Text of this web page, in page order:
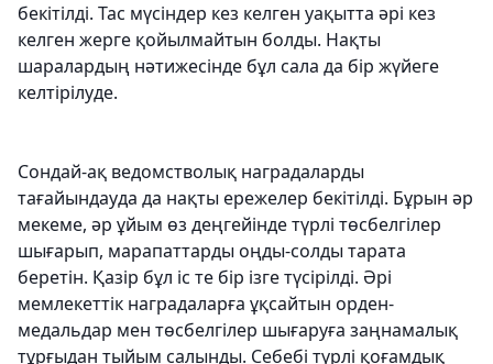
бекітілді. Тас мүсіндер кез келген уақытта әрі кез
келген жерге қойылмайтын болды. Нақты
шаралардың нәтижесінде бұл сала да бір жүйеге
келтірілуде.
Сондай-ақ ведомстволық наградаларды
тағайындауда да нақты ережелер бекітілді. Бұрын әр
мекеме, әр ұйым өз деңгейінде түрлі төсбелгілер
шығарып, марапаттарды оңды-солды тарата
беретін. Қазір бұл іс те бір ізге түсірілді. Әрі
мемлекеттік наградаларға ұқсайтын орден-
медальдар мен төсбелгілер шығаруға заңнамалық
тұрғыдан тыйым салынды. Себебі түрлі қоғамдық